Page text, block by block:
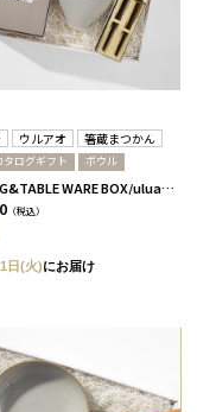
ウルアオ 箸蔵まつかん
タログギフト ボウル
CATALOG&TABLE WARE BOX/uluao/グレー＆ホワイト/ 浅葱＆桜 アウレリアーナ
（税込）
日(火)にお届け